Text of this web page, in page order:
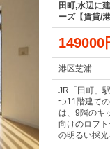
田町,水辺に
ーズ【賃貸/
港区芝浦
JR「田町」
つ11階建て
は、9階のキ
向けのロフ
の明るい採